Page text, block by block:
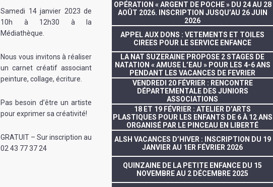
Samedi 14 janvier 2023 de
10h à 12h30 à la
Médiathèque.
Nous vous invitons à réaliser
un carnet créatif associant
peinture, collage, écriture.
Pas besoin d’être un artiste
pour exprimer sa créativité!
GRATUIT – Sur inscription au
02 43 77 37 24
OPÉRATION « ARGENT DE POCHE » DU 24 AU 28
AOÛT 2026. INSCRIPTION JUSQU’AU 26 JUIN
2026
APPEL AUX DONS : VETEMENTS ET TOILES
CIREES POUR LE SERVICE ENFANCE
LA NAT SUZERAINE PROPOSE 2 STAGES DE
NATATION « AMUSE L’EAU » POUR LES 4-6 ANS
PENDANT LES VACANCES DE FEVRIER
VENDREDI 20 FÉVRIER : RENCONTRE
DÉPARTEMENTALE DES JUNIORS
ASSOCIATIONS
18 ET 19 FÉVRIER : ATELIER D’ARTS
PLASTIQUES POUR LES ENFANTS DE 6 À 12 ANS
ORGANISÉ PAR LE PINCEAU EN LIBERTÉ
ALSH VACANCES D’HIVER : INSCRIPTION DU 19
JANVIER AU 1ER FÉVRIER 2026
QUINZAINE DE LA PETITE ENFANCE DU 15
NOVEMBRE AU 2 DÉCEMBRE 2025